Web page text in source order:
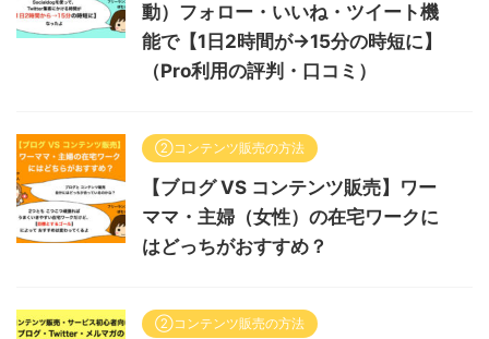
動）フォロー・いいね・ツイート機
能で【1日2時間が→15分の時短に】
（Pro利用の評判・口コミ）
②コンテンツ販売の方法
【ブログ VS コンテンツ販売】ワー
ママ・主婦（女性）の在宅ワークに
はどっちがおすすめ？
②コンテンツ販売の方法